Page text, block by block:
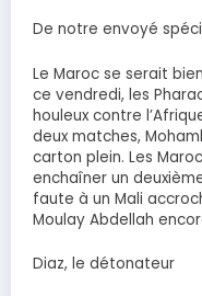
De notre envoyé
Le Maroc se serait
ce vendredi, les
houleux contre
deux matches,
carton plein. Les
enchaîner un
faute à un Mali
Moulay Abdellah
Diaz, le détonateur